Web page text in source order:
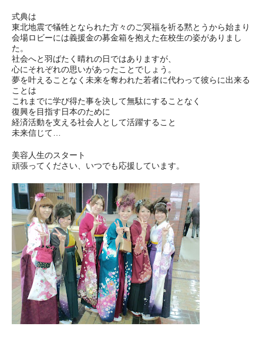
式典は
東北地震で犠牲となられた方々のご冥福を祈る黙とうから始まり
会場ロビーには義援金の募金箱を抱えた在校生の姿がありまし
た。
社会へと羽ばたく晴れの日ではありますが、
心にそれぞれの思いがあったことでしょう。
夢を叶えることなく未来を奪われた若者に代わって彼らに出来る
ことは
これまでに学び得た事を決して無駄にすることなく
復興を目指す日本のために
経済活動を支える社会人として活躍すること
未来信じて…
美容人生のスタート
頑張ってください、いつでも応援しています。